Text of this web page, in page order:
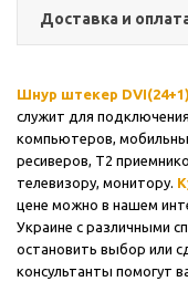
Доставка и
Шнур штекер
служит для
компьютеров,
ресиверов, Т2
телевизору, монитору.
цене можно в нашем
Украине с различными
остановить выбор или
консультанты помогут